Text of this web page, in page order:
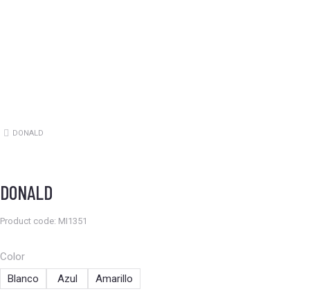
Estás aquí:
DONALD
DONALD
Product code: MI1351
Color
Blanco
Azul Amarillo